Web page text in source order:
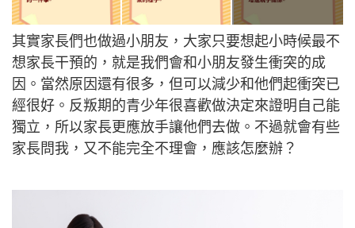
其實家長們也做過小朋友，大家只要想起小時候最不
想家長干預的，就是我們會和小朋友發生衝突的成
因。當然原因還有很多，但可以減少和他們起衝突已
經很好。反叛期的青少年很喜歡做決定來證明自己能
獨立，所以家長更應放手讓他們去做。不過就會有些
家長問我，又不能完全不理會，應該怎麼辦？